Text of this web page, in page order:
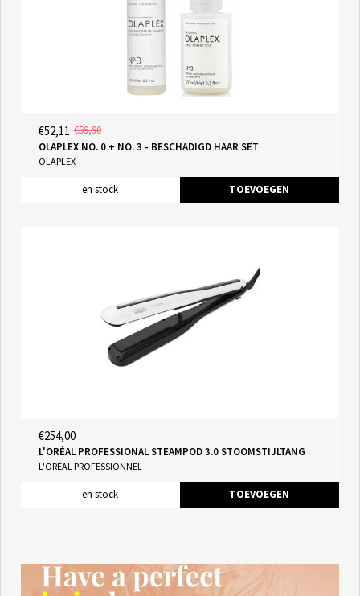
€52,11 €59,90
OLAPLEX NO. 0 + NO. 3 - BESCHADIGD HAAR SET
OLAPLEX
en stock TOEVOEGEN
€254,00
L'ORÉAL PROFESSIONAL STEAMPOD 3.0 STOOMSTIJLTANG
L'ORÉAL PROFESSIONNEL
en stock TOEVOEGEN